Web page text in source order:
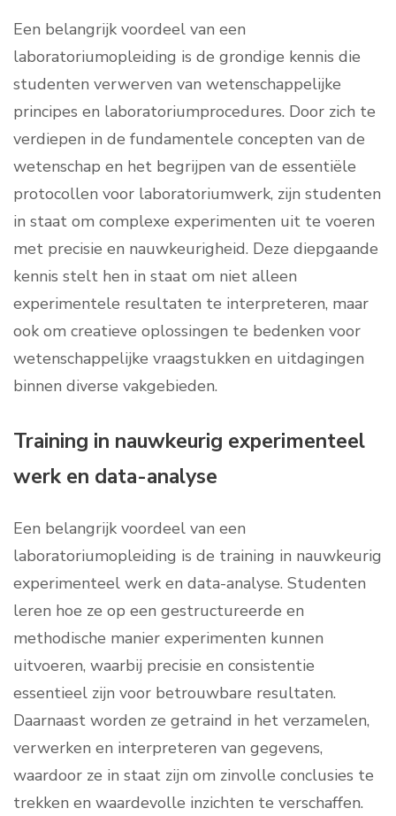
Een belangrijk voordeel van een
laboratoriumopleiding is de grondige kennis die
studenten verwerven van wetenschappelijke
principes en laboratoriumprocedures. Door zich te
verdiepen in de fundamentele concepten van de
wetenschap en het begrijpen van de essentiële
protocollen voor laboratoriumwerk, zijn studenten
in staat om complexe experimenten uit te voeren
met precisie en nauwkeurigheid. Deze diepgaande
kennis stelt hen in staat om niet alleen
experimentele resultaten te interpreteren, maar
ook om creatieve oplossingen te bedenken voor
wetenschappelijke vraagstukken en uitdagingen
binnen diverse vakgebieden.
Training in nauwkeurig experimenteel
werk en data-analyse
Een belangrijk voordeel van een
laboratoriumopleiding is de training in nauwkeurig
experimenteel werk en data-analyse. Studenten
leren hoe ze op een gestructureerde en
methodische manier experimenten kunnen
uitvoeren, waarbij precisie en consistentie
essentieel zijn voor betrouwbare resultaten.
Daarnaast worden ze getraind in het verzamelen,
verwerken en interpreteren van gegevens,
waardoor ze in staat zijn om zinvolle conclusies te
trekken en waardevolle inzichten te verschaffen.